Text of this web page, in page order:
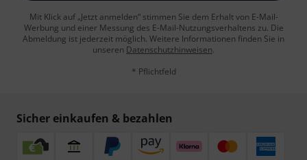
Mit Klick auf „Jetzt anmelden“ stimmen Sie dem Erhalt von E-Mail-
Werbung und einer Messung des E-Mail-Nutzungsverhaltens zu. Die
Abmeldung ist jederzeit möglich. Weitere Informationen finden Sie in
unseren Datenschutzhinweisen.
* Pflichtfeld
Sicher einkaufen & bezahlen